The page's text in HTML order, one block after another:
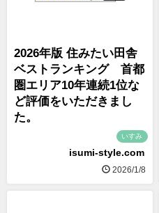
2026年版 住みたい田舎
ベストランキング 首都
圏エリア10年連続1位な
ど評価をいただきまし
た。
いすみ
isumi-style.com
2026/1/8